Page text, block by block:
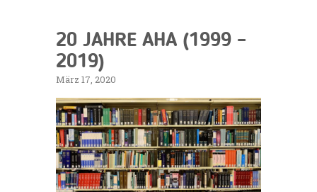
20 JAHRE AHA (1999 –
2019)
März 17, 2020